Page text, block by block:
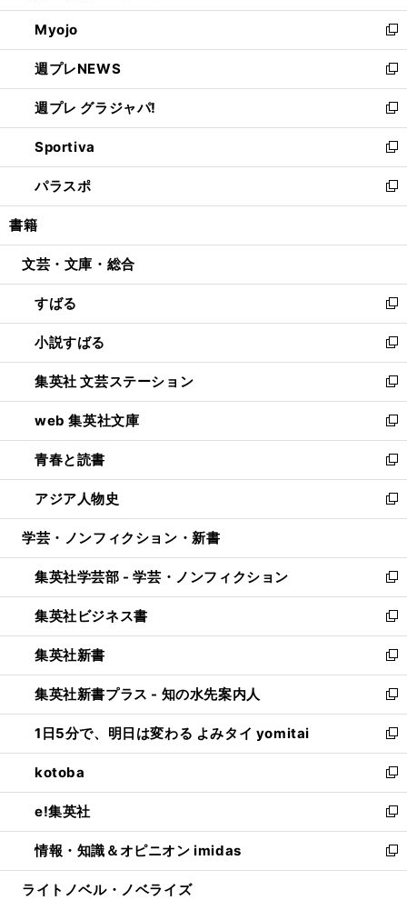
開
く
ウ
で
開
く
ン
ド
ウ
で
開
く
ウ
ィ
ン
ド
ウ
で
開
く
Myojo
新
し
い
ウ
ィ
ン
ド
ウ
で
開
週プレNEWS
新
し
い
ウ
ィ
ン
ド
ウ
開
週プレ グラジャパ!
新
し
い
ウ
ィ
ン
ウ
開
く
Sportiva
新
し
い
ウ
ン
ウ
で
開
く
パラスポ
新
し
ウ
ン
ド
ウ
で
開
く
書籍
文芸・文庫・総合
すばる
新
し
い
ウ
ィ
ン
ド
ウ
で
開
く
小説すばる
新
し
い
ウ
ィ
ン
ド
ウ
で
開
集英社 文芸ステーション
新
し
い
ウ
ィ
ン
ド
ウ
開
く
web 集英社文庫
新
し
い
ウ
ィ
ン
ウ
で
開
く
青春と読書
新
し
い
ウ
ン
ド
ウ
で
開
く
アジア人物史
新
し
ウ
ィ
ン
ド
ウ
で
開
く
学芸・ノンフィクション・新書
集英社学芸部 - 学芸・ノンフィクション
新
し
い
ウ
ィ
ン
ド
ウ
で
開
く
集英社ビジネス書
新
し
い
ウ
ィ
ン
ド
ウ
で
開
く
集英社新書
新
し
い
ウ
ィ
ン
ド
ウ
で
開
く
集英社新書プラス - 知の水先案内人
新
し
い
ウ
ィ
ン
ド
ウ
で
開
1日5分で、明日は変わる よみタイ yomitai
新
し
い
ウ
ィ
ン
ド
ウ
kotoba
新
し
い
ウ
ィ
ン
e!集英社
新
し
い
ウ
情報・知識＆オピニオン imidas
新
し
ライトノベル・ノベライズ